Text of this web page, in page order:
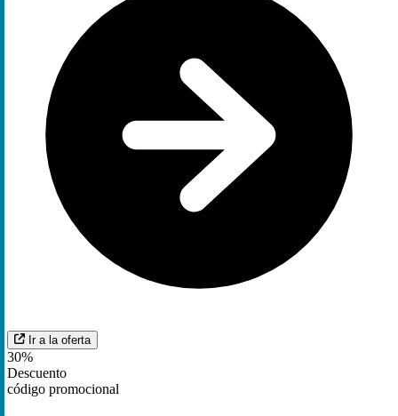
Ir a la oferta
30%
Descuento
código promocional